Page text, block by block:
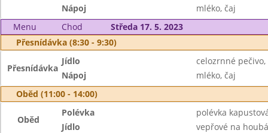
Nápoj
mléko, čaj
Menu
Chod
Středa 17. 5. 2023
Přesnídávka (8:30 - 9:30)
Přesnídávka
Jídlo
celozrnné
Nápoj
mléko, čaj
Oběd (11:00 - 14:00)
Oběd
Polévka
polévka
Jídlo
vepřové na